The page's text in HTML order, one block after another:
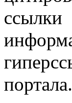
портала.